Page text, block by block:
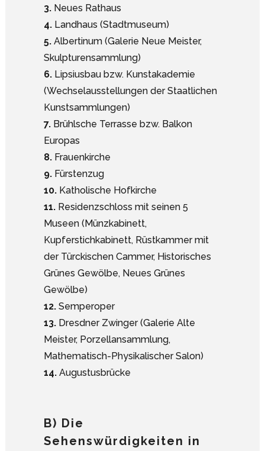
3. Neues Rathaus
4. Landhaus (Stadtmuseum)
5. Albertinum (Galerie Neue Meister,
Skulpturensammlung)
6. Lipsiusbau bzw. Kunstakademie
(Wechselausstellungen der Staatlichen
Kunstsammlungen)
7. Brühlsche Terrasse bzw. Balkon
Europas
8. Frauenkirche
9. Fürstenzug
10. Katholische Hofkirche
11. Residenzschloss mit seinen 5
Museen (Münzkabinett,
Kupferstichkabinett, Rüstkammer mit
der Türckischen Cammer, Historisches
Grünes Gewölbe, Neues Grünes
Gewölbe)
12. Semperoper
13. Dresdner Zwinger (Galerie Alte
Meister, Porzellansammlung,
Mathematisch-Physikalischer Salon)
14. Augustusbrücke
B) Die
Sehenswürdigkeiten in